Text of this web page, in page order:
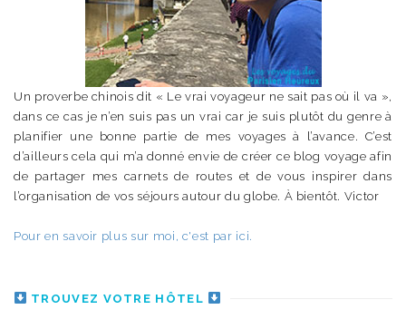
Un proverbe chinois dit « Le vrai voyageur ne sait pas où il va »,
dans ce cas je n’en suis pas un vrai car je suis plutôt du genre à
planifier une bonne partie de mes voyages à l’avance. C’est
d’ailleurs cela qui m’a donné envie de créer ce blog voyage afin
de partager mes carnets de routes et de vous inspirer dans
l’organisation de vos séjours autour du globe. À bientôt. Victor
Pour en savoir plus sur moi, c'est par ici.
TROUVEZ VOTRE HÔTEL